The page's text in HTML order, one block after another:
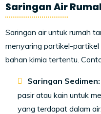
Saringan Air
Saringan air untuk rumah
menyaring partikel-
bahan kimia tertentu.
Saringan Sedimen:
pasir atau kain untuk
yang terdapat dalam air.